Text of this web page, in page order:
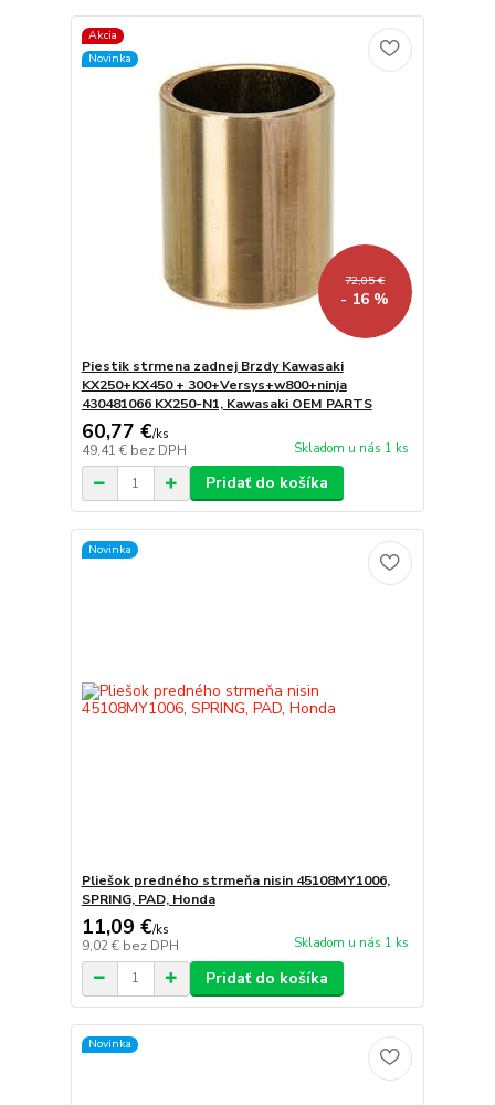
Akcia
Novinka
72,05 €
- 16 %
Piestik strmena zadnej Brzdy Kawasaki
KX250+KX450 + 300+Versys+w800+ninja
430481066 KX250-N1, Kawasaki OEM PARTS
60,77 €/ks
49,41 € bez DPH Skladom u nás 1 ks
Pridať do košíka
Novinka
Pliešok predného strmeňa nisin 45108MY1006,
SPRING, PAD, Honda
11,09 €/ks
9,02 € bez DPH Skladom u nás 1 ks
Pridať do košíka
Novinka